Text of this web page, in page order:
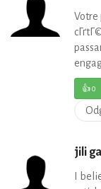
Votre
👍0
jili
I